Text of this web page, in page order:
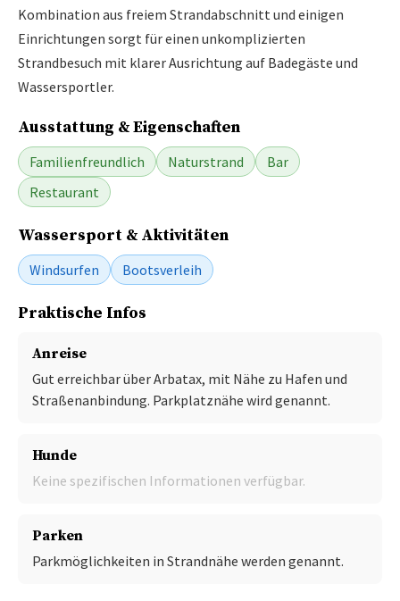
Kombination aus freiem Strandabschnitt und einigen
Einrichtungen sorgt für einen unkomplizierten
Strandbesuch mit klarer Ausrichtung auf Badegäste und
Wassersportler.
Ausstattung & Eigenschaften
Familienfreundlich Naturstrand
Bar
Restaurant
Wassersport & Aktivitäten
Windsurfen Bootsverleih
Praktische Infos
Anreise
Gut erreichbar über Arbatax, mit Nähe zu Hafen und
Straßenanbindung. Parkplatznähe wird genannt.
Hunde
Keine spezifischen Informationen verfügbar.
Parken
Parkmöglichkeiten in Strandnähe werden genannt.